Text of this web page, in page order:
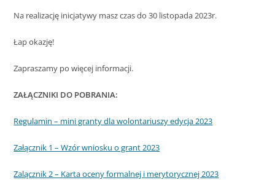
Na realizację inicjatywy masz czas do 30 listopada 2023r.
Łap okazję!
Zapraszamy po więcej informacji.
ZAŁĄCZNIKI DO POBRANIA:
Regulamin – mini granty dla wolontariuszy edycja 2023
Załącznik 1 – Wzór wniosku o grant 2023
Zalącznik 2 – Karta oceny formalnej i merytorycznej 2023